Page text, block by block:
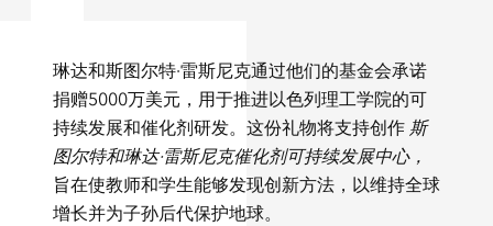
琳达和斯图尔特·雷斯尼克通过他们的基金会承诺
捐赠5000万美元，用于推进以色列理工学院的可
持续发展和催化剂研发。这份礼物将支持创作 斯
图尔特和琳达·雷斯尼克催化剂可持续发展中心，
旨在使教师和学生能够发现创新方法，以维持全球
增长并为子孙后代保护地球。